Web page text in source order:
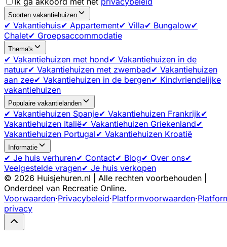
Soorten vakantiehuizen
✔ Vakantiehuis✔ Appartement✔ Villa✔ Bungalow✔
Chalet✔ Groepsaccommodatie
Thema's
✔ Vakantiehuizen met hond✔ Vakantiehuizen in de
natuur✔ Vakantiehuizen met zwembad✔ Vakantiehuizen
aan zee✔ Vakantiehuizen in de bergen✔ Kindvriendelijke
vakantiehuizen
Populaire vakantielanden
✔ Vakantiehuizen Spanje✔ Vakantiehuizen Frankrijk✔
Vakantiehuizen Italië✔ Vakantiehuizen Griekenland✔
Vakantiehuizen Portugal✔ Vakantiehuizen Kroatië
Informatie
✔ Je huis verhuren✔ Contact✔ Blog✔ Over ons✔
Veelgestelde vragen✔ Je huis verkopen
© 2026 Huisjehuren.nl | Alle rechten voorbehouden |
Onderdeel van Recreatie Online.
Voorwaarden·Privacybeleid·Platformvoorwaarden·
privacy